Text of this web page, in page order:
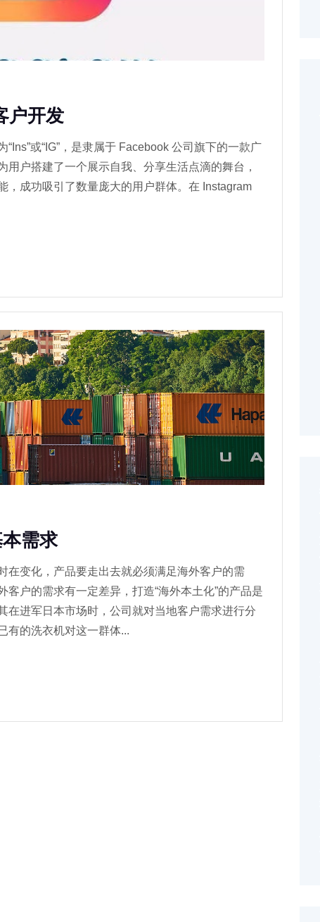
户开发
或“IG”，是隶属于 Facebook 公司旗下的一款广
户搭建了一个展示自我、分享生活点滴的舞台，
，成功吸引了数量庞大的用户群体。在 Instagram
需求
在变化，产品要走出去就必须满足海外客户的需
户的需求有一定差异，打造“海外本土化”的产品是
在进军日本市场时，公司就对当地客户需求进行分
有的洗衣机对这一群体...